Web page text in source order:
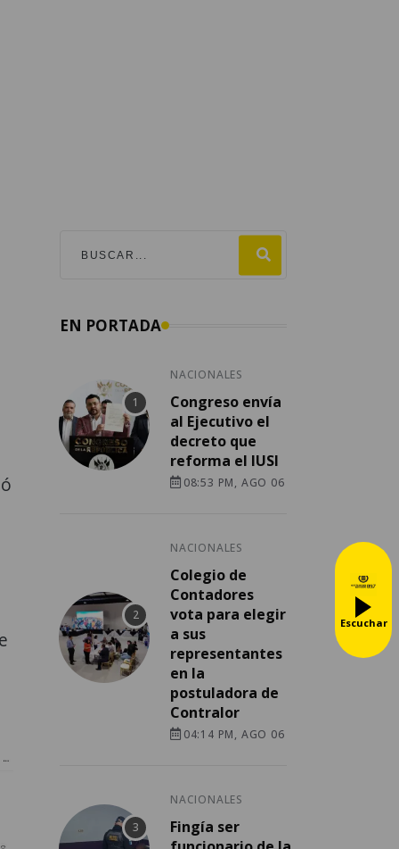
EN PORTADA
NACIONALES
Congreso envía
al Ejecutivo el
decreto que
reforma el IUSI
08:53 PM, AGO 06
NACIONALES
Colegio de
Contadores
vota para elegir
a sus
representantes
en la
postuladora de
Contralor
04:14 PM, AGO 06
NACIONALES
Fingía ser
Escuchar